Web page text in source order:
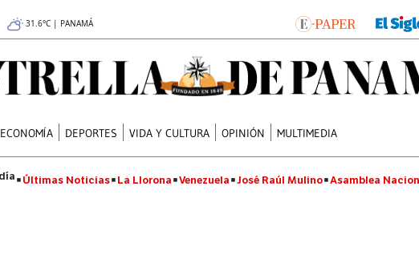
31.6°C | PANAMÁ
ECONOMÍA DEPORTES VIDA Y CULTURA OPINIÓN MULTIMEDIA
Últimas Noticias La Llorona Venezuela José Raúl Mulino Asamblea